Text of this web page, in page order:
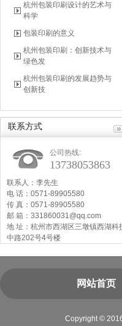
杭州包装印刷设计的艺术与
科学
包装印刷的意义
杭州包装印刷：创新技术与
绿色发
杭州包装印刷的发展趋势与
创新技
联系方式
公司热线:
13738053863
联系人：李先生
电 话：0571-89905580
传 真：0571-89905580
邮 箱：331860031@qq.com
地 址：杭州市西湖区三墩镇西湖科
中路202号4号楼
网站首页
Copyright ©